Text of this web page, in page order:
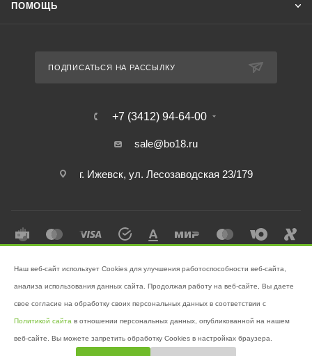
ПОМОЩЬ
ПОДПИСАТЬСЯ НА РАССЫЛКУ
+7 (3412) 94-64-00
sale@bo18.ru
г. Ижевск, ул. Лесозаводская 23/179
поддержании чистоты!
Наш веб-сайт использует Cookies для улучшения работоспособности веб-сайта,
анализа использования данных сайта. Продолжая работу на веб-сайте, Вы даете
свое согласие на обработку своих персональных данных в соответствии с
Политикой сайта в отношении персональных данных, опубликованной на нашем
веб-сайте. Вы можете запретить обработку Cookies в настройках браузера.